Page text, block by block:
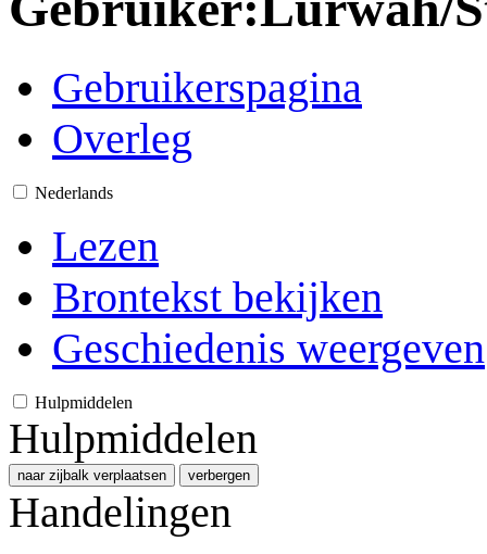
Gebruikerspagina
Overleg
Nederlands
Lezen
Brontekst bekijken
Geschiedenis weergeven
Hulpmiddelen
Hulpmiddelen
naar zijbalk verplaatsen verbergen
Handelingen